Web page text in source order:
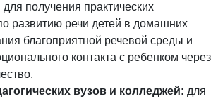
для получения практических
развитию речи детей в домашних
благоприятной речевой среды и
контакта с ребенком через
вузов и колледжей: для